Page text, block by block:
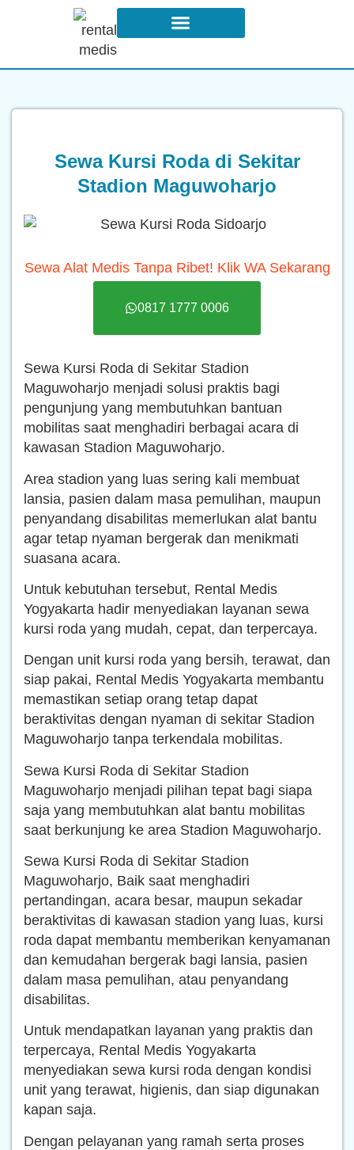
Sewa Kursi Roda di Sekitar
Stadion Maguwoharjo
Sewa Alat Medis Tanpa Ribet! Klik WA Sekarang
0817 1777 0006
Sewa Kursi Roda di Sekitar Stadion
Maguwoharjo menjadi solusi praktis bagi
pengunjung yang membutuhkan bantuan
mobilitas saat menghadiri berbagai acara di
kawasan Stadion Maguwoharjo.
Area stadion yang luas sering kali membuat
lansia, pasien dalam masa pemulihan, maupun
penyandang disabilitas memerlukan alat bantu
agar tetap nyaman bergerak dan menikmati
suasana acara.
Untuk kebutuhan tersebut, Rental Medis
Yogyakarta hadir menyediakan layanan sewa
kursi roda yang mudah, cepat, dan terpercaya.
Dengan unit kursi roda yang bersih, terawat, dan
siap pakai, Rental Medis Yogyakarta membantu
memastikan setiap orang tetap dapat
beraktivitas dengan nyaman di sekitar Stadion
Maguwoharjo tanpa terkendala mobilitas.
Sewa Kursi Roda di Sekitar Stadion
Maguwoharjo menjadi pilihan tepat bagi siapa
saja yang membutuhkan alat bantu mobilitas
saat berkunjung ke area Stadion Maguwoharjo.
Sewa Kursi Roda di Sekitar Stadion
Maguwoharjo, Baik saat menghadiri
pertandingan, acara besar, maupun sekadar
beraktivitas di kawasan stadion yang luas, kursi
roda dapat membantu memberikan kenyamanan
dan kemudahan bergerak bagi lansia, pasien
dalam masa pemulihan, atau penyandang
disabilitas.
Untuk mendapatkan layanan yang praktis dan
terpercaya, Rental Medis Yogyakarta
menyediakan sewa kursi roda dengan kondisi
unit yang terawat, higienis, dan siap digunakan
kapan saja.
Dengan pelayanan yang ramah serta proses